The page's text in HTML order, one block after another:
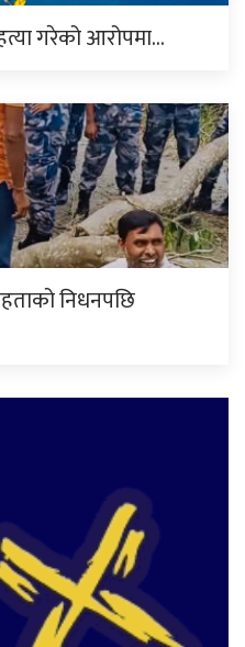
गरेको आरोपमा…
निधनपछि